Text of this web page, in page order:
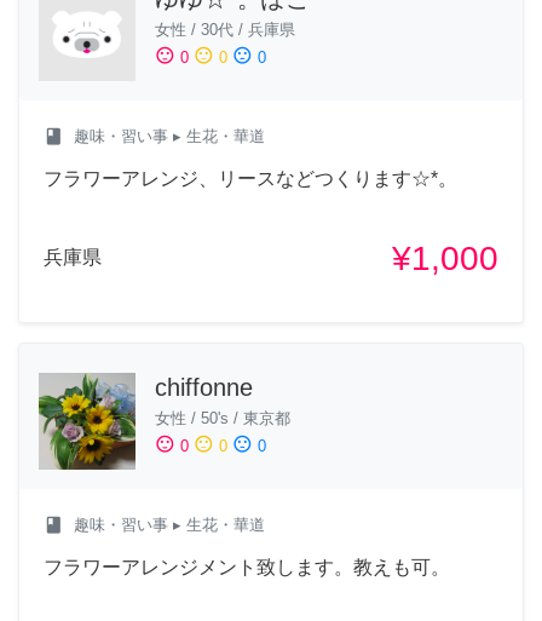
女性 / 30代 / 兵庫県
sentiment_satisfied 0 sentiment_neutral 0 sentiment_dissatisfied 0
class 趣味・習い事 ▸ 生花・華道
フラワーアレンジ、リースなどつくります☆*。
兵庫県 ¥1,000
chiffonne
女性 / 50's / 東京都
sentiment_satisfied 0 sentiment_neutral 0 sentiment_dissatisfied 0
class 趣味・習い事 ▸ 生花・華道
フラワーアレンジメント致します。教えも可。